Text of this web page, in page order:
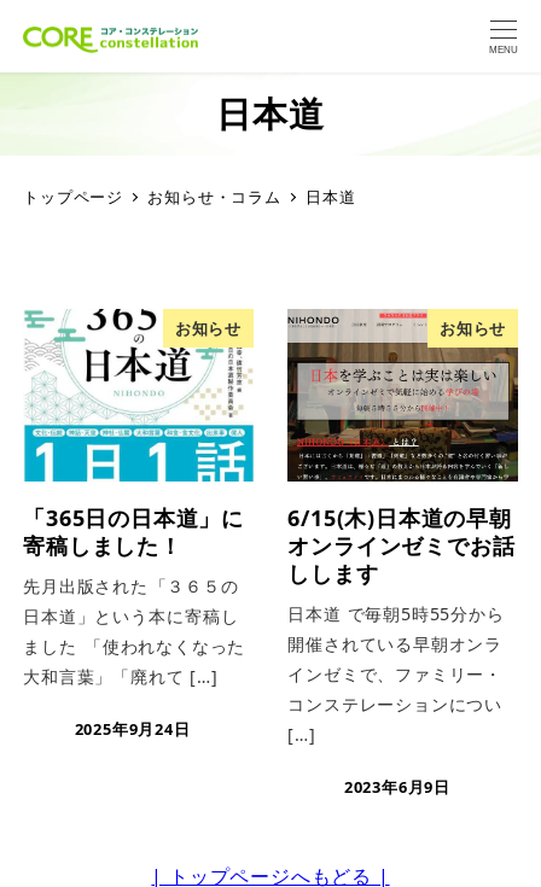
MENU
日本道
トップページ お知らせ・コラム 日本道
お知らせ
「365日の日本道」に
寄稿しました！
先月出版された⁡「３６５の
日本道」という本に⁡寄稿し
ました⁡ ⁡「使われなくなった
大和言葉」「廃れて […]
2025年9月24日
お知らせ
6/15(木)日本道の早朝
オンラインゼミでお話
しします
日本道 で毎朝5時55分から
開催されている早朝オンラ
インゼミで、ファミリー・
コンステレーションについ
[…]
2023年6月9日
| トップページへもどる |